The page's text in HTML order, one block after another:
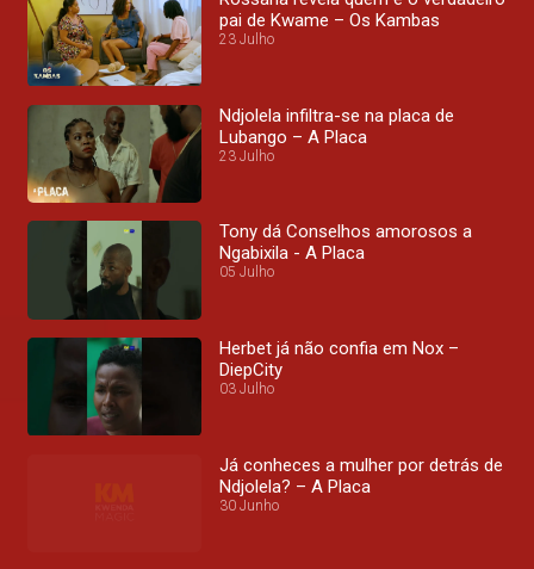
pai de Kwame – Os Kambas
23 Julho
Ndjolela infiltra-se na placa de
Lubango – A Placa
23 Julho
Tony dá Conselhos amorosos a
Ngabixila - A Placa
05 Julho
Herbet já não confia em Nox –
DiepCity
03 Julho
Já conheces a mulher por detrás de
Ndjolela? – A Placa
30 Junho